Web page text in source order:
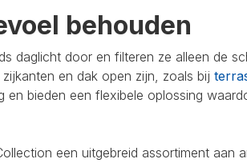
behouden
daglicht door en filteren ze alleen de
en dak open zijn, zoals bij
en bieden een flexibele oplossing
een uitgebreid assortiment aan